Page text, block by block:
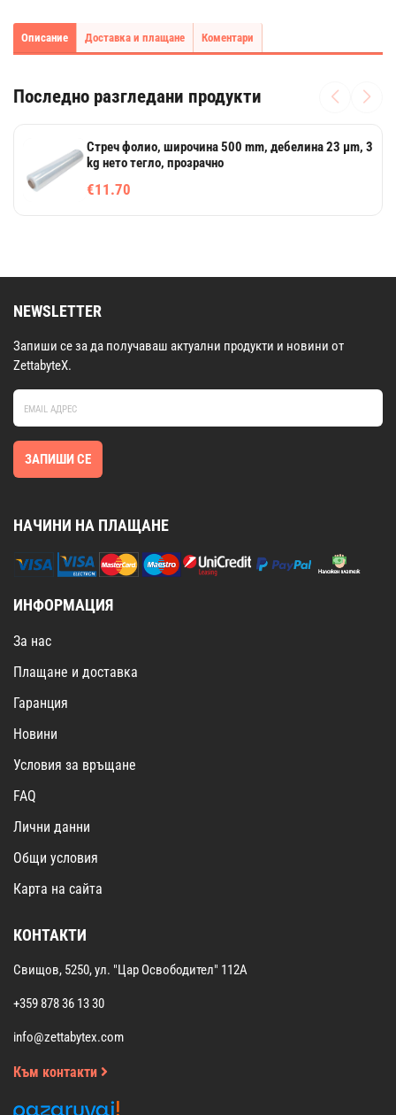
Описание Доставка и плащане Коментари
Последно разгледани продукти
Стреч фолио, широчина 500 mm, дебелина 23 µm, 3
kg нето тегло, прозрачно
€11.70
NEWSLETTER
Запиши се за да получаваш актуални продукти и новини от
ZettabyteX.
ЗАПИШИ СЕ
НАЧИНИ НА ПЛАЩАНЕ
ИНФОРМАЦИЯ
За нас
Плащане и доставка
Гаранция
Новини
Условия за връщане
FAQ
Лични данни
Общи условия
Карта на сайта
КОНТАКТИ
Свищов, 5250, ул. "Цар Освободител" 112А
+359 878 36 13 30
info@zettabytex.com
Към контакти